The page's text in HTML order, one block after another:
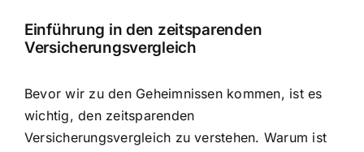
Einführung in den zeitsparenden
Versicherungsvergleich
Bevor wir zu den Geheimnissen kommen, ist es
wichtig, den zeitsparenden
Versicherungsvergleich zu verstehen. Warum ist